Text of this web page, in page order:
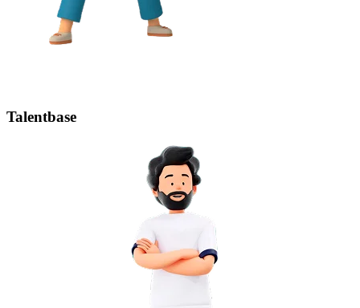
Talentbase